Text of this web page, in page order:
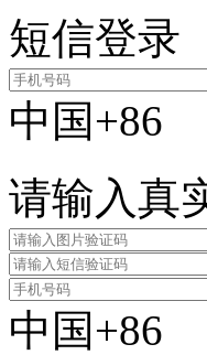
短信登录
中国+86
请输入真
中国+86